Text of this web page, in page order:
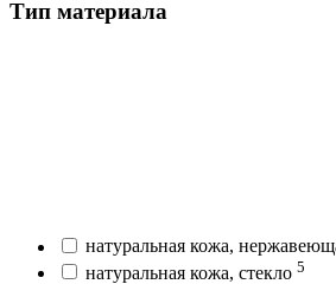
Тип материала
натуральная кожа,
натуральная кожа, стекло 5